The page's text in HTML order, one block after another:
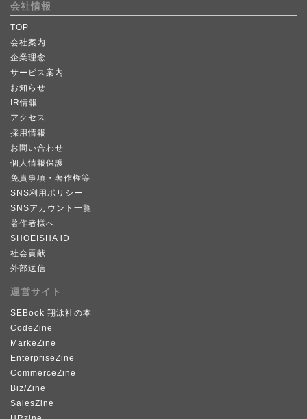
会社情報
TOP
会社案内
企業理念
サービス案内
お知らせ
IR情報
アクセス
採用情報
お問い合わせ
個人情報保護
免責事項・著作権等
SNS利用ポリシー
SNSアカウント一覧
著作者様へ
SHOEISHA iD
社会貢献
外部送信
運営サイト
SEBook 翔泳社の本
CodeZine
MarkeZine
EnterpriseZine
CommerceZine
Biz/Zine
SalesZine